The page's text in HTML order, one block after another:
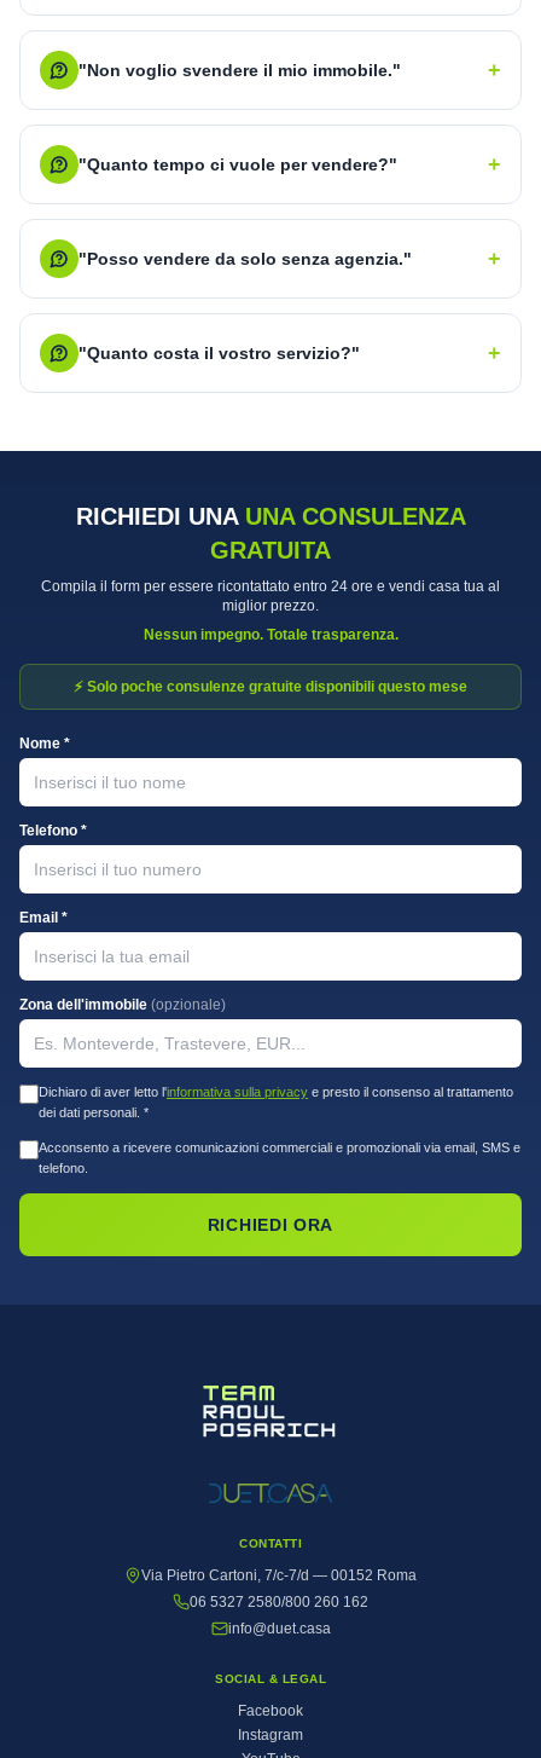
"Non voglio svendere il mio immobile." +
"Quanto tempo ci vuole per vendere?" +
"Posso vendere da solo senza agenzia." +
"Quanto costa il vostro servizio?" +
RICHIEDI UNA UNA CONSULENZA
GRATUITA
Compila il form per essere ricontattato entro 24 ore e vendi casa tua al
miglior prezzo.
Nessun impegno. Totale trasparenza.
⚡ Solo poche consulenze gratuite disponibili questo mese
Nome *
Telefono *
Email *
Zona dell'immobile (opzionale)
Dichiaro di aver letto l'informativa sulla privacy e presto il consenso al trattamento
dei dati personali. *
Acconsento a ricevere comunicazioni commerciali e promozionali via email, SMS e
telefono.
RICHIEDI ORA
CONTATTI
Via Pietro Cartoni, 7/c-7/d — 00152 Roma
06 5327 2580/800 260 162
info@duet.casa
SOCIAL & LEGAL
Facebook
Instagram